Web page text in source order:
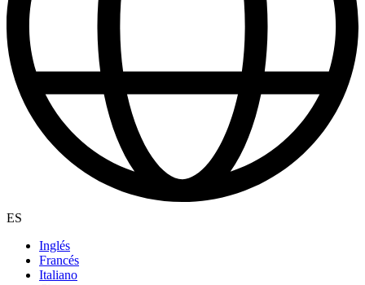
ES
Inglés
Francés
Italiano